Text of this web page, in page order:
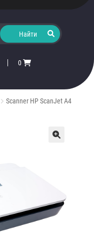
0
Scanner HP ScanJet A4